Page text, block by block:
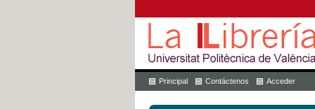
Principal Contáctenos Acceder